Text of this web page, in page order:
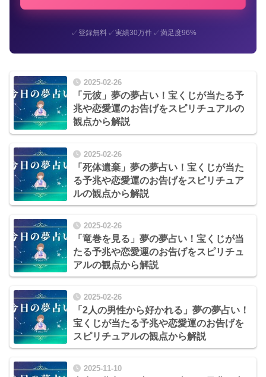
✓登録無料✓実績30万件✓満足度96%
2025-02-26
「元彼」夢の夢占い！宝くじが当たる予
兆や恋愛運のお告げをスピリチュアルの
観点から解説
2025-02-26
「死体遺棄」夢の夢占い！宝くじが当た
る予兆や恋愛運のお告げをスピリチュア
ルの観点から解説
2025-02-26
「竜巻を見る」夢の夢占い！宝くじが当
たる予兆や恋愛運のお告げをスピリチュ
アルの観点から解説
2025-02-26
「2人の男性から好かれる」夢の夢占い！
宝くじが当たる予兆や恋愛運のお告げを
スピリチュアルの観点から解説
2025-11-10